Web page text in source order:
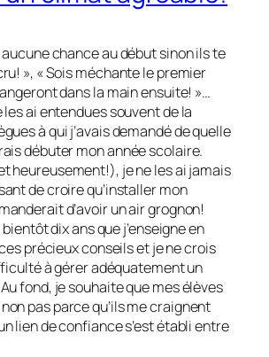
aucune chance au début sinon ils te
», « Sois méchante le premier
dans la main ensuite! »…
les ai entendues souvent de la
à qui j’avais demandé de quelle
débuter mon année scolaire.
heureusement!), je ne les ai jamais
de croire qu’installer mon
d’avoir un air grognon!
dix ans que j’enseigne en
précieux conseils et je ne crois
à gérer adéquatement un
fond, je souhaite que mes élèves
pas parce qu’ils me craignent
lien de confiance s’est établi entre